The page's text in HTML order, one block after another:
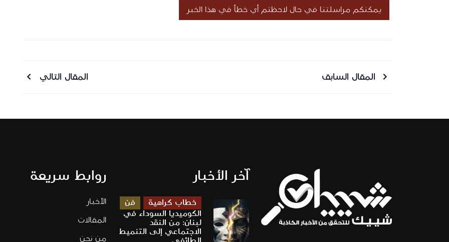
يمكنكم مراسلتنا في حال لاحظتم أي خطأ في هذا الخبر
المقال السابق المقال التالي
آخر الأخبار
خطاب كراهية
فن
الكوميديا السوداء في
لبنان: من النقد
الاجتماعي إلى التنميط
روابط سريعة
الأخبار
المقالات
من نحن